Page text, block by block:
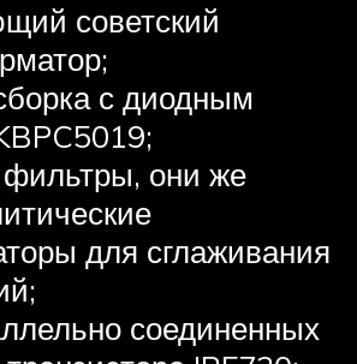
советский
с диодным
они же
для сглаживания
соединенных